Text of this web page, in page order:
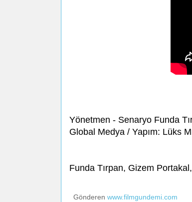
Yönetmen - Senaryo Funda
Global Medya / Yapım: Lüks
Funda Tırpan, Gizem
Gönderen www.filmgundemi.com